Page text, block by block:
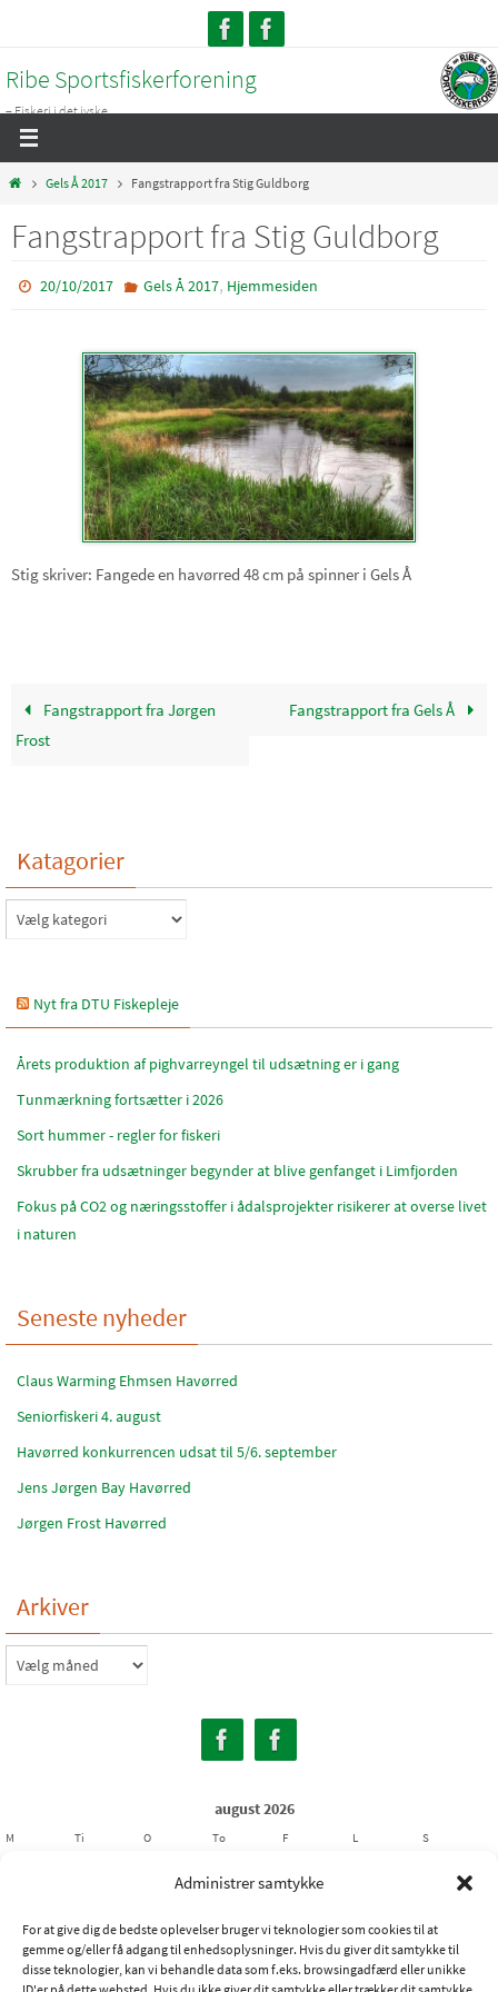
Administrer samtykke
For at give dig de bedste oplevelser bruger vi teknologier som cookies til at
gemme og/eller få adgang til enhedsoplysninger. Hvis du giver dit samtykke til
disse teknologier, kan vi behandle data som f.eks. browsingadfærd eller unikke
content
Ribe Sportsfiskerforening
– Fiskeri i det jyske...
HomeGels Å 2017 Fangstrapport fra Stig Guldborg
Fangstrapport fra Stig Guldborg
20/10/2017 Gels Å 2017, Hjemmesiden
Stig skriver: Fangede en havørred 48 cm på spinner i Gels Å
Fangstrapport fra Jørgen
Frost
Fangstrapport fra Gels Å
Katagorier
Katagorier
Nyt fra DTU Fiskepleje
Årets produktion af pighvarreyngel til udsætning er i gang
Tunmærkning fortsætter i 2026
Sort hummer - regler for fiskeri
Skrubber fra udsætninger begynder at blive genfanget i Limfjorden
Fokus på CO2 og næringsstoffer i ådalsprojekter risikerer at overse livet
i naturen
Seneste nyheder
Claus Warming Ehmsen Havørred
Seniorfiskeri 4. august
Havørred konkurrencen udsat til 5/6. september
Jens Jørgen Bay Havørred
Jørgen Frost Havørred
Arkiver
Arkiver
august 2026
M Ti O To F L S
10
11 12 13 14 15
17
18 19 20 21 22 23